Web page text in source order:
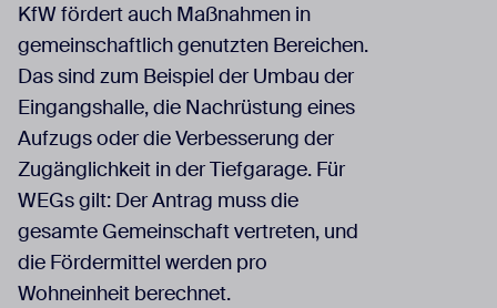
KfW fördert auch Maßnahmen in
gemeinschaftlich genutzten Bereichen.
Das sind zum Beispiel der Umbau der
Eingangshalle, die Nachrüstung eines
Aufzugs oder die Verbesserung der
Zugänglichkeit in der Tiefgarage. Für
WEGs gilt: Der Antrag muss die
gesamte Gemeinschaft vertreten, und
die Fördermittel werden pro
Wohneinheit berechnet.